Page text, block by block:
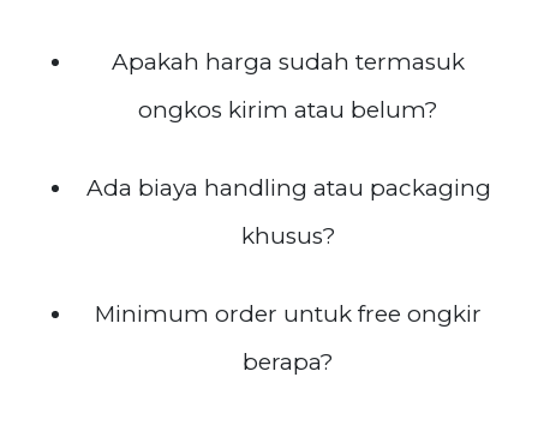
Apakah harga sudah termasuk
ongkos kirim atau belum?
Ada biaya handling atau packaging
khusus?
Minimum order untuk free ongkir
berapa?